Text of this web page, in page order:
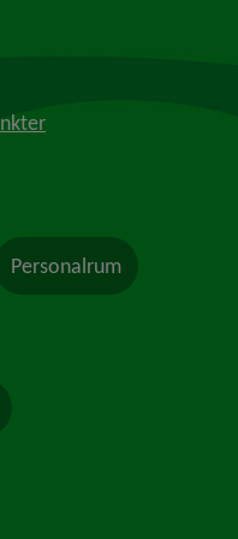
Personalrum